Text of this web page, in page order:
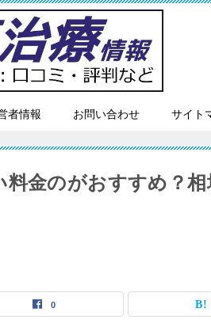
者情報 お問い合わせ サイト
料金のがおすすめ？
0